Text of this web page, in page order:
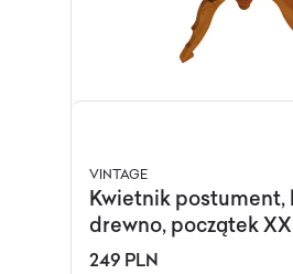
VINTAGE
Kwietnik postument,
drewno, początek
249 PLN